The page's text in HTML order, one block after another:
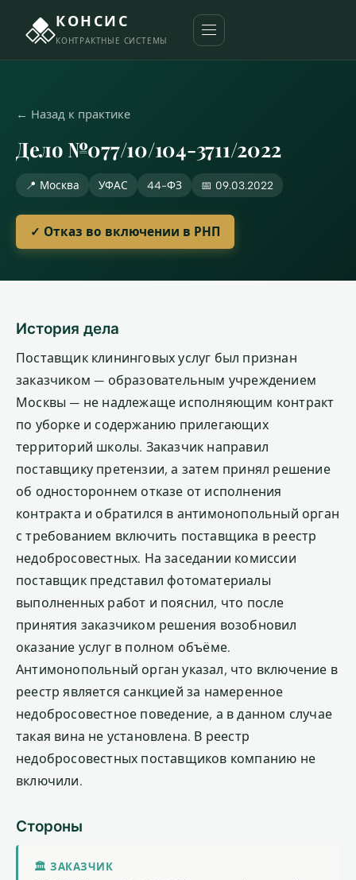
КОНСИС
КОНТРАКТНЫЕ СИСТЕМЫ
← Назад к практике
Дело №077/10/104-3711/2022
📍 Москва УФАС 44-ФЗ 📅 09.03.2022
✓ Отказ во включении в РНП
История дела
Поставщик клининговых услуг был признан
заказчиком — образовательным учреждением
Москвы — не надлежаще исполняющим контракт
по уборке и содержанию прилегающих
территорий школы. Заказчик направил
поставщику претензии, а затем принял решение
об одностороннем отказе от исполнения
контракта и обратился в антимонопольный орган
с требованием включить поставщика в реестр
недобросовестных. На заседании комиссии
поставщик представил фотоматериалы
выполненных работ и пояснил, что после
принятия заказчиком решения возобновил
оказание услуг в полном объёме.
Антимонопольный орган указал, что включение в
реестр является санкцией за намеренное
недобросовестное поведение, а в данном случае
такая вина не установлена. В реестр
недобросовестных поставщиков компанию не
включили.
Стороны
🏛 ЗАКАЗЧИК